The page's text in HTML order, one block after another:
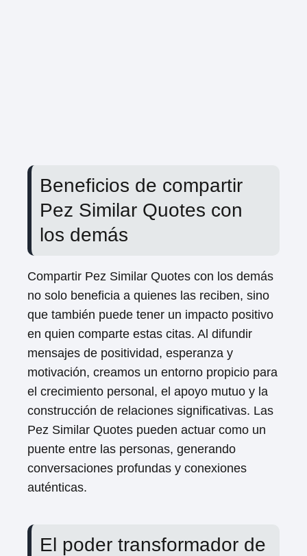
Beneficios de compartir
Pez Similar Quotes con
los demás
Compartir Pez Similar Quotes con los demás
no solo beneficia a quienes las reciben, sino
que también puede tener un impacto positivo
en quien comparte estas citas. Al difundir
mensajes de positividad, esperanza y
motivación, creamos un entorno propicio para
el crecimiento personal, el apoyo mutuo y la
construcción de relaciones significativas. Las
Pez Similar Quotes pueden actuar como un
puente entre las personas, generando
conversaciones profundas y conexiones
auténticas.
El poder transformador de